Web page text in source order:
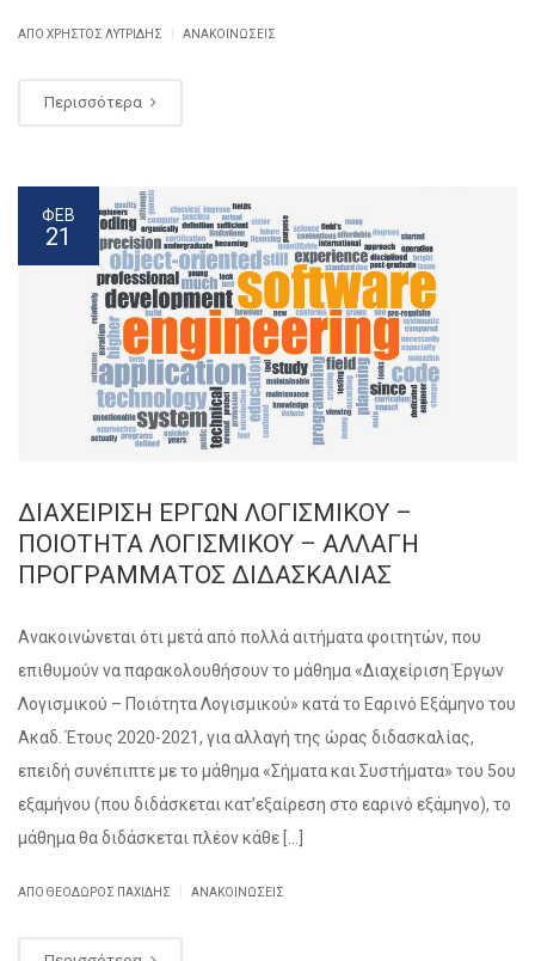
ΑΠΌ ΧΡΉΣΤΟΣ ΛΥΤΡΊΔΗΣ ΑΝΑΚΟΙΝΏΣΕΙΣ
Περισσότερα
ΦΕΒ
21
ΔΙΑΧΕΙΡΙΣΗ ΕΡΓΩΝ ΛΟΓΙΣΜΙΚΟΥ –
ΠΟΙΟΤΗΤΑ ΛΟΓΙΣΜΙΚΟΥ – ΑΛΛΑΓΗ
ΠΡΟΓΡΑΜΜΑΤΟΣ ΔΙΔΑΣΚΑΛΙΑΣ
Ανακοινώνεται ότι μετά από πολλά αιτήματα φοιτητών, που
επιθυμούν να παρακολουθήσουν το μάθημα «Διαχείριση Έργων
Λογισμικού – Ποιότητα Λογισμικού» κατά το Εαρινό Εξάμηνο του
Ακαδ. Έτους 2020-2021, για αλλαγή της ώρας διδασκαλίας,
επειδή συνέπιπτε με το μάθημα «Σήματα και Συστήματα» του 5ου
εξαμήνου (που διδάσκεται κατ’εξαίρεση στο εαρινό εξάμηνο), το
μάθημα θα διδάσκεται πλέον κάθε […]
ΑΠΌ ΘΕΌΔΩΡΟΣ ΠΑΧΊΔΗΣ ΑΝΑΚΟΙΝΏΣΕΙΣ